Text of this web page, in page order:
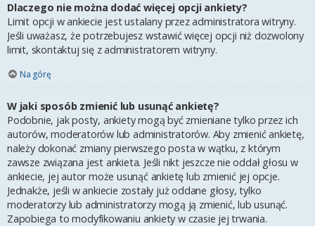
Dlaczego nie można dodać więcej opcji ankiety?
Limit opcji w ankiecie jest ustalany przez administratora witryny.
Jeśli uważasz, że potrzebujesz wstawić więcej opcji niż dozwolony
limit, skontaktuj się z administratorem witryny.
Na górę
W jaki sposób zmienić lub usunąć ankietę?
Podobnie, jak posty, ankiety mogą być zmieniane tylko przez ich
autorów, moderatorów lub administratorów. Aby zmienić ankietę,
należy dokonać zmiany pierwszego posta w wątku, z którym
zawsze związana jest ankieta. Jeśli nikt jeszcze nie oddał głosu w
ankiecie, jej autor może usunąć ankietę lub zmienić jej opcje.
Jednakże, jeśli w ankiecie zostały już oddane głosy, tylko
moderatorzy lub administratorzy mogą ją zmienić, lub usunąć.
Zapobiega to modyfikowaniu ankiety w czasie jej trwania.